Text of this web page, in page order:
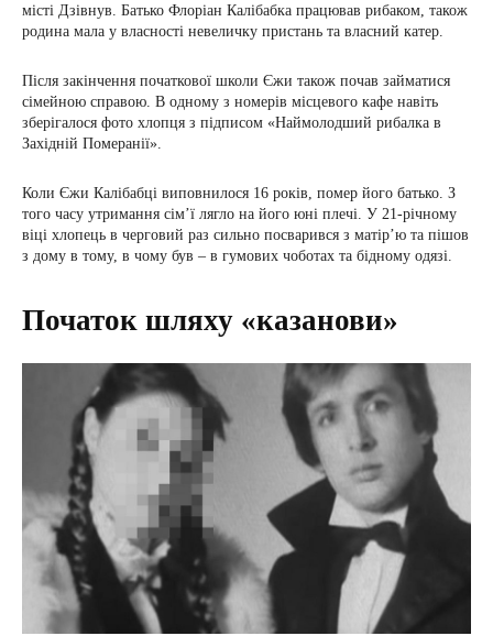
місті Дзівнув. Батько Флоріан Калібабка працював рибаком, також
родина мала у власності невеличку пристань та власний катер.
Після закінчення початкової школи Єжи також почав займатися
сімейною справою. В одному з номерів місцевого кафе навіть
зберігалося фото хлопця з підписом «Наймолодший рибалка в
Західній Померанії».
Коли Єжи Калібабці виповнилося 16 років, помер його батько. З
того часу утримання сім’ї лягло на його юні плечі. У 21-річному
віці хлопець в черговий раз сильно посварився з матір’ю та пішов
з дому в тому, в чому був – в гумових чоботах та бідному одязі.
Початок шляху «казанови»